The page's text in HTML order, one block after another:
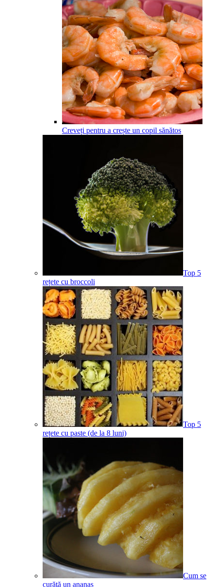
Creveți pentru a crește un copil sănătos
Top 5
rețete cu broccoli
Top 5
rețete cu paste (de la 8 luni)
Cum se
curăţă un ananas